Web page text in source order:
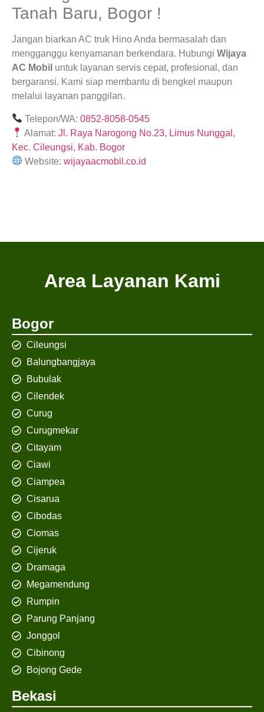
Tanah Baru, Bogor !
Jangan biarkan AC truk Hino Anda bermasalah dan
mengganggu kenyamanan berkendara. Hubungi Wijaya
AC Mobil untuk layanan servis cepat, profesional, dan
bergaransi. Kami siap membantu di bengkel maupun
melalui layanan panggilan.
Telepon/WA:0852-8058-0545
Alamat:Jl. Raya Narogong No.23, Limus Nunggal,
Kec. Cileungsi, Kab. Bogor
Website:wijayaacmobil.co.id
Area Layanan Kami
Bogor
Cileungsi
Balungbangjaya
Bubulak
Cilendek
Curug
Curugmekar
Citayam
Ciawi
Ciampea
Cisarua
Cibodas
Ciomas
Cijeruk
Dramaga
Megamendung
Rumpin
Parung Panjang
Jonggol
Cibinong
Bojong Gede
Bekasi